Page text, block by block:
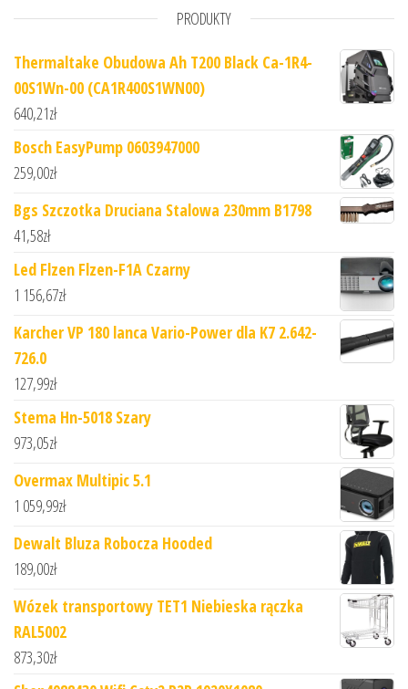
PRODUKTY
Thermaltake Obudowa Ah T200 Black Ca-1R4-
00S1Wn-00 (CA1R400S1WN00)
640,21zł
Bosch EasyPump 0603947000
259,00zł
Bgs Szczotka Druciana Stalowa 230mm B1798
41,58zł
Led Flzen Flzen-F1A Czarny
1 156,67zł
Karcher VP 180 lanca Vario-Power dla K7 2.642-
726.0
127,99zł
Stema Hn-5018 Szary
973,05zł
Overmax Multipic 5.1
1 059,99zł
Dewalt Bluza Robocza Hooded
189,00zł
Wózek transportowy TET1 Niebieska rączka
RAL5002
873,30zł